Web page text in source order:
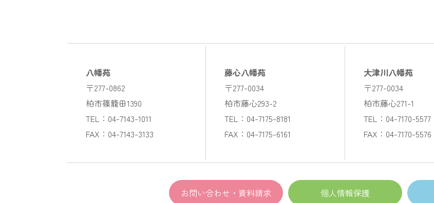
八幡苑
〒277-0862
柏市篠籠田1390
TEL：04-7143-1011
FAX：04-7143-3133
藤心八幡苑
〒277-0034
柏市藤心293-2
TEL：04-7175-8181
FAX：04-7175-6161
大津川八幡苑
〒277-0034
柏市藤心271-1
TEL：04-7170-5577
FAX：04-7170-5576
お問い合わせ・資料請求 個人情報保護